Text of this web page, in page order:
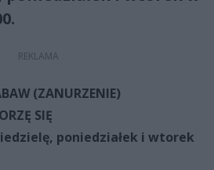
(ZANURZENIE)
SIĘ
poniedziałek i wtorek